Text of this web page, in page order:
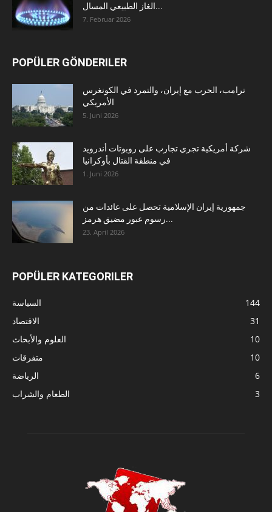
الغاز الطبيعي المسال...
7. Februar 2026
POPÜLER GÖNDERILER
ترامب، الحرب مع إيران، والتمرد في الكونغرس
الأمريكي
5. Juni 2026
شركة أمريكية تجري تجارب على روبوتات أندرويد
في منطقة القتال بأوكرانيا
1. Juni 2026
جمهورية إيران الإسلامية تحصل على عائدات من
رسوم عبور مضيق هرمز...
23. April 2026
POPÜLER KATEGORILER
السياسة
144
الاقتصاد
31
العلوم والأبحاث
10
متفرقات
10
الرياضة
6
الطعام والشراب
3